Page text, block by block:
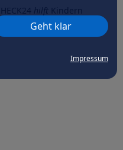
Geht klar
Impressum
CHECK24hilftder Natur